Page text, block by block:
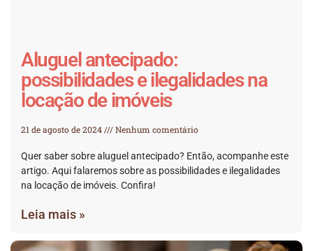
Aluguel antecipado:
possibilidades e ilegalidades na
locação de imóveis
21 de agosto de 2024 Nenhum comentário
Quer saber sobre aluguel antecipado? Então, acompanhe este
artigo. Aqui falaremos sobre as possibilidades e ilegalidades
na locação de imóveis. Confira!
Leia mais »